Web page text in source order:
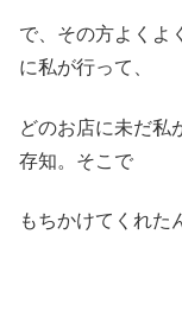
で、その方よくよ
に私が行って、
どのお店に未だ私
存知。そこで
もちかけてくれた